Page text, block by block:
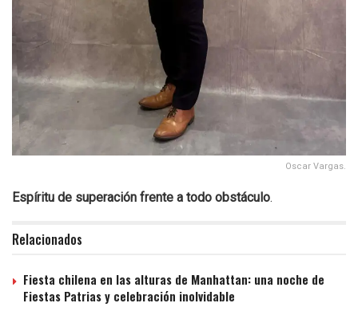
Oscar Vargas.
Espíritu de superación frente a todo obstáculo.
Relacionados
Fiesta chilena en las alturas de Manhattan: una noche de
Fiestas Patrias y celebración inolvidable